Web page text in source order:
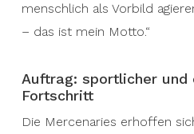
menschlich als Vorbild
– das ist mein Motto.“
Auftrag: sportlicher und
Fortschritt
Die Mercenaries erhoffen